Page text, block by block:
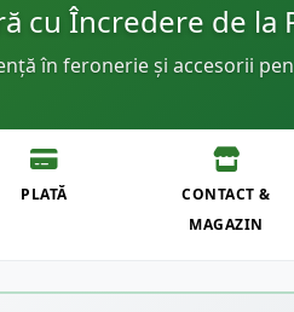
cu Încredere de la
în feronerie și accesorii
PLATĂ
CONTACT &
MAGAZIN